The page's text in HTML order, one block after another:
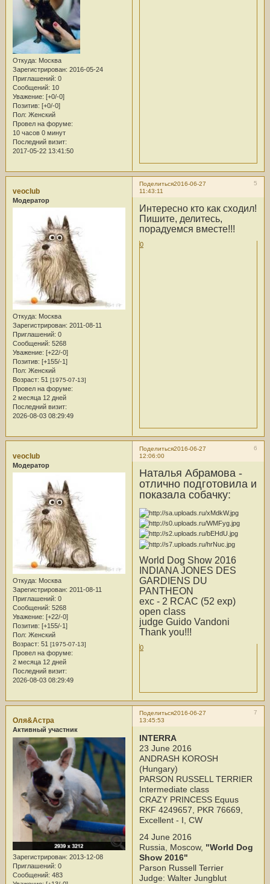
Откуда: Москва
Зарегистрирован: 2016-05-24
Приглашений: 0
Сообщений: 10
Уважение: [+0/-0]
Позитив: [+0/-0]
Пол: Женский
Провел на форуме:
10 часов 0 минут
Последний визит:
2017-05-22 13:41:50
Поделиться 5
2016-06-27
11:43:11
veoclub
Модератор
Откуда: Москва
Зарегистрирован: 2011-08-11
Приглашений: 0
Сообщений: 5268
Уважение: [+22/-0]
Позитив: [+155/-1]
Пол: Женский
Возраст: 51 [1975-07-13]
Провел на форуме:
2 месяца 12 дней
Последний визит:
2026-08-03 08:29:49
Интересно кто как сходил!
Пишите, делитесь,
порадуемся вместе!!!
0
Поделиться 6
2016-06-27
12:06:00
veoclub
Модератор
Откуда: Москва
Зарегистрирован: 2011-08-11
Приглашений: 0
Сообщений: 5268
Уважение: [+22/-0]
Позитив: [+155/-1]
Пол: Женский
Возраст: 51 [1975-07-13]
Провел на форуме:
2 месяца 12 дней
Последний визит:
2026-08-03 08:29:49
Наталья Абрамова -
отлично подготовила и
показала собачку:
World Dog Show 2016
INDIANA JONES DES
GARDIENS DU
PANTHEON
exc - 2 RCAC (52 exp)
open class
judge Guido Vandoni
Thank you!!!
0
Поделиться 7
2016-06-27
13:45:53
Оля&Астра
Активный участник
Зарегистрирован: 2013-12-08
Приглашений: 0
Сообщений: 483
INTERRA
23 June 2016
ANDRASH KOROSH
(Hungary)
PARSON RUSSELL TERRIER
Intermediate class
CRAZY PRINCESS Equus
RKF 4249657, PKR 76669,
Excellent - I, СW
24 June 2016
Russia, Moscow, "World Dog
Show 2016"
Parson Russell Terrier
Judge: Walter Jungblut